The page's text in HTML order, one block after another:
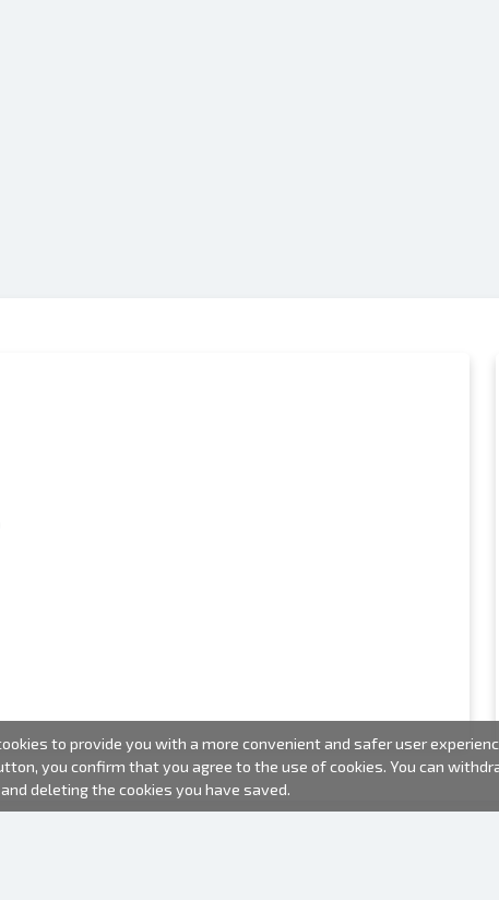
to provide you with a more convenient and safer user
you confirm that you agree to the use of cookies. You can
deleting the cookies you have saved.